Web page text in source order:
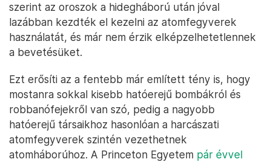
szerint az oroszok a hidegháború után jóval
lazábban kezdték el kezelni az atomfegyverek
használatát, és már nem érzik elképzelhetetlennek
a bevetésüket.
Ezt erősíti az a fentebb már említett tény is, hogy
mostanra sokkal kisebb hatóerejű bombákról és
robbanófejekről van szó, pedig a nagyobb
hatóerejű társaikhoz hasonlóan a harcászati
atomfegyverek szintén vezethetnek
atomháborúhoz. A Princeton Egyetem pár évvel